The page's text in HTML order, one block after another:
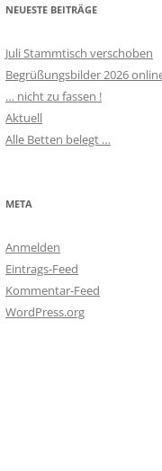
NEUESTE BEITRÄGE
Juli Stammtisch verschoben
Begrüßungsbilder 2026
… nicht zu fassen !
Aktuell
Alle Betten belegt …
META
Anmelden
Eintrags-Feed
Kommentar-Feed
WordPress.org